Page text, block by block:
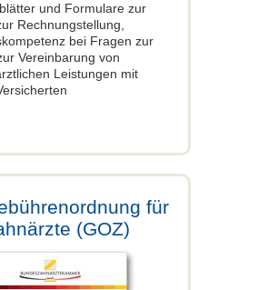
und Formulare zur
Rechnungstellung,
bei Fragen zur
Vereinbarung von
Leistungen mit
für
(GOZ)